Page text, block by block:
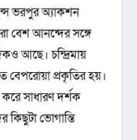
ভরপুর অ্যাকশন
বেশ আনন্দের সঙ্গে
আছে। চন্দ্রিমায়
বেপরোয়া প্রকৃতির হয়।
সাধারণ দর্শক
কিছুটা ভোগান্তি